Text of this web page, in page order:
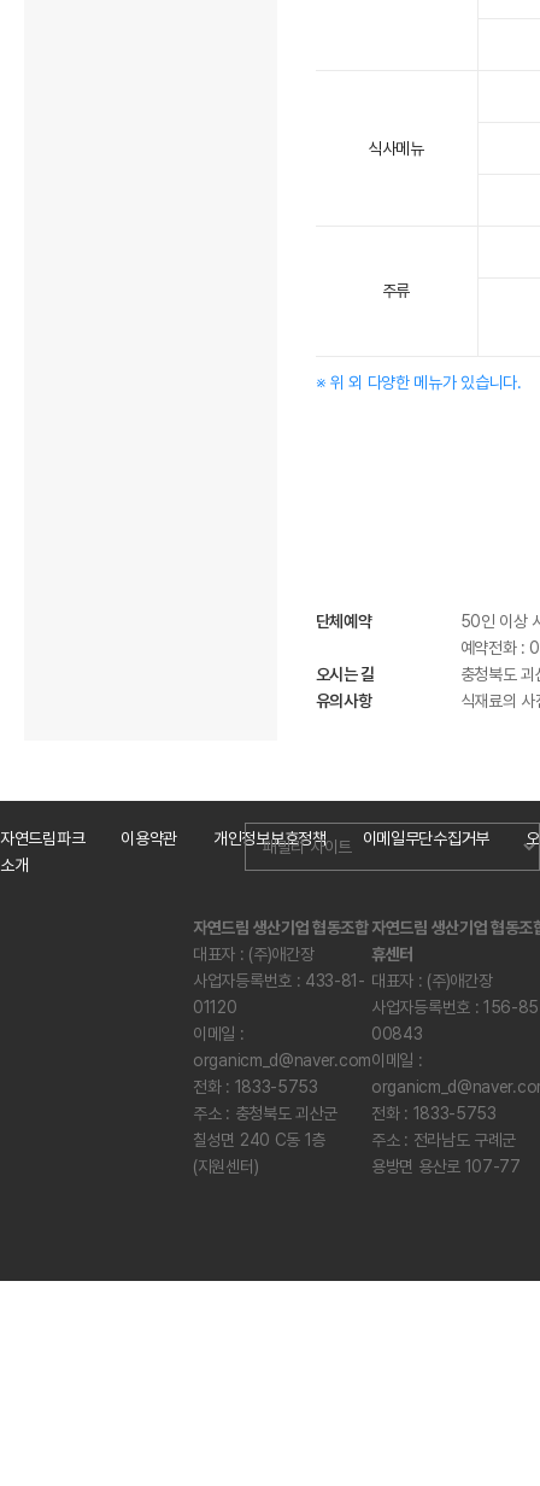
식사메뉴
주류
※ 위 외 다양한 메뉴가 있습니다.
단체예약
50인 이상
예약전화
오시는 길
충청북도
유의사항
식재료의
자연드림파크
소개
이용약관 개인정보보호정책 이메일무단수집거부
자연드림 생산기업 협동조합
대표자 : (주)애간장
사업자등록번호 : 433-81-
01120
이메일 :
organicm_d@naver.com
전화 : 1833-5753
주소 : 충청북도 괴산군
칠성면 240 C동 1층
(지원센터)
자연드림 생산기업 협동조
휴센터
대표자 : (주)애간장
사업자등록번호 : 156-
00843
이메일 :
전화 : 1833-5753
주소 : 전라남도 구례군
용방면 용산로 107-77